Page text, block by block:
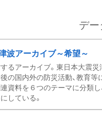
デ
波アーカイブ～希望～
るアーカイブ。東日本大震
の国内外の防災活動、教育
資料を６つのテーマに分類
している。